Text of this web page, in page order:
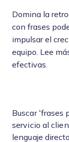
Domina la
con frases
impulsar el
equipo. Lee
efectivas.
Buscar
servicio al
lenguaje